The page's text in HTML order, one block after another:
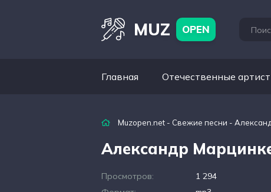
MUZ OPEN
Главная Отечественные
Muzopen.net - Свежие песни -
Александр
Просмотров:
1 294